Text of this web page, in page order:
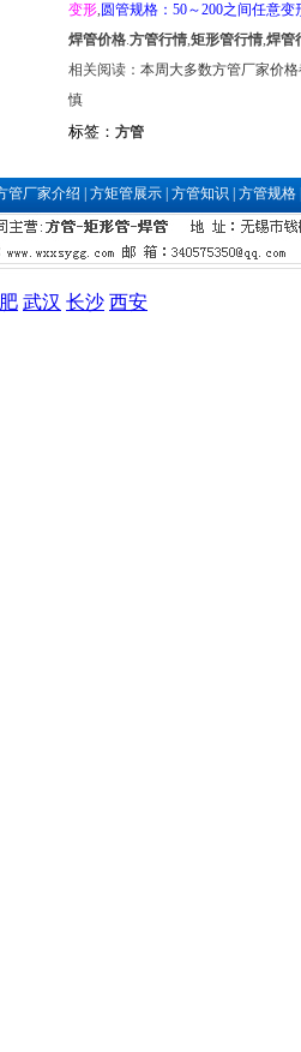
变形, 圆管规格：50～200之间任意变
焊管价格.方管行情,矩形管行情,焊管
相关阅读： 本周大多数方管厂家价
慎
标签： 方管
管厂家介绍 方矩管展示| 方管知识 方管规格
武汉 长沙 西安